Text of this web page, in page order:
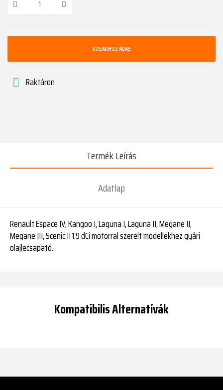
KOSÁRHOZ ADÁS
 Raktáron
Termék Leírás
Adatlap
Renault Espace IV, Kangoo I, Laguna I, Laguna II, Megane II,
Megane III, Scenic II 1.9 dCi motorral szerelt modellekhez gyári
olajlecsapató.
Kompatibilis Alternatívák